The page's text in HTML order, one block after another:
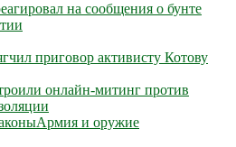
на сообщения о бунте
приговор активисту Котову
онлайн-митинг против
Армия и оружие